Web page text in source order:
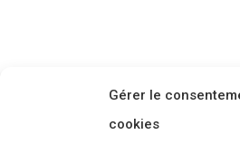
Gérer le
cookies